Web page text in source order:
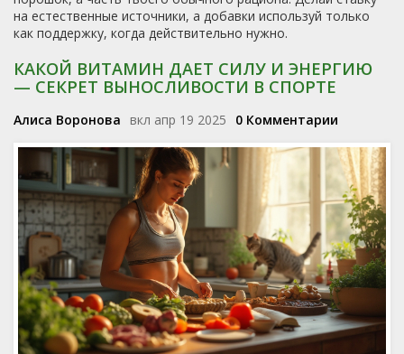
на естественные источники, а добавки используй только
как поддержку, когда действительно нужно.
КАКОЙ ВИТАМИН ДАЕТ СИЛУ И ЭНЕРГИЮ
— СЕКРЕТ ВЫНОСЛИВОСТИ В СПОРТЕ
Алиса Воронова вкл апр 19 2025 0 Комментарии